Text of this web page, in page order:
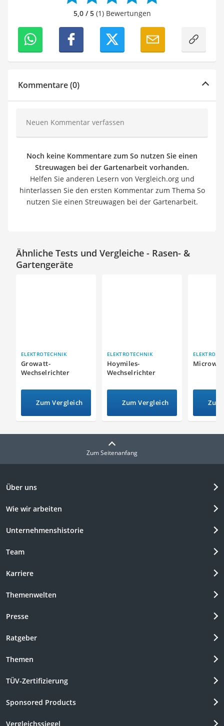
5,0 / 5(1) Bewertungen
Kommentare (0)
Neuen Kommentar verfassen
Noch keine Kommentare zum So nutzen Sie einen
Streuwagen bei der Gartenarbeit vorhanden.
Helfen Sie anderen Lesern von Vergleich.org und
hinterlassen Sie den ersten Kommentar zum Thema So
nutzen Sie einen Streuwagen bei der Gartenarbeit.
Ähnliche Tests und Vergleiche - Rasen- &
Gartengeräte
ELEKTROTECHNIK
Growatt-
Wechselrichter
Zum Vergleich
ELEKTROTECHNIK
Hoymiles-
Wechselrichter
Zum Vergleich
Zum Seitenanfang
Über uns
Wie wir arbeiten
Unternehmenshistorie
Team
Karriere
Themenwelten
Presse
Ratgeber
Themen
TÜV-Zertifizierung
Sponsored Products
Vergleichssiegel